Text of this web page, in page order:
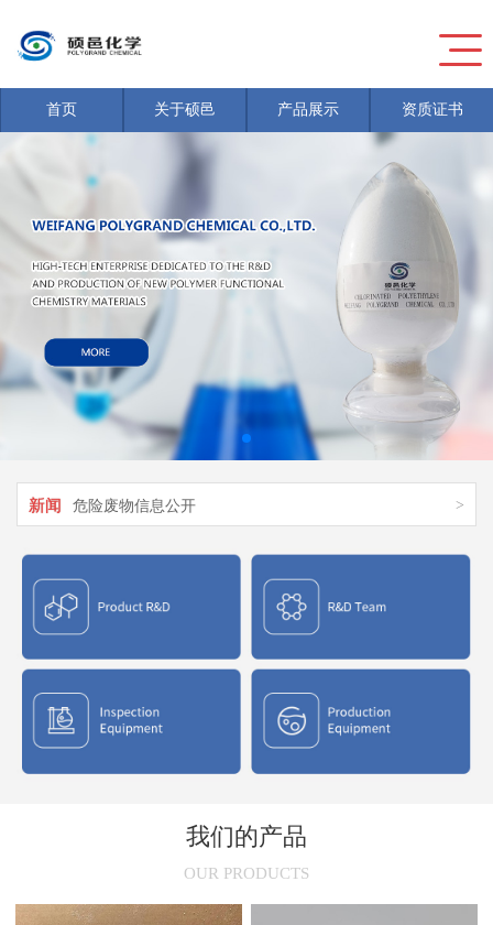
首页 关于硕邑 产品展示 资质证书
危险废物信息公开 >
危险废物信息公开 >
新闻 危险废物信息公开 >
新闻 氯化聚乙烯CPE结构特征与应用介绍
新闻 氯化聚氯乙烯性能与用途
我们的产品
OUR PRODUCTS